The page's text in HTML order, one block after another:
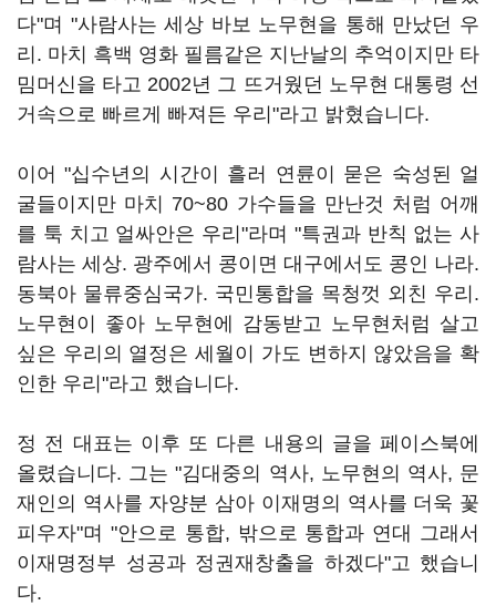
다"며 "사람사는 세상 바보 노무현을 통해 만났던 우
리. 마치 흑백 영화 필름같은 지난날의 추억이지만 타
밈머신을 타고 2002년 그 뜨거웠던 노무현 대통령 선
거속으로 빠르게 빠져든 우리"라고 밝혔습니다.
이어 "십수년의 시간이 흘러 연륜이 묻은 숙성된 얼
굴들이지만 마치 70~80 가수들을 만난것 처럼 어깨
를 툭 치고 얼싸안은 우리"라며 "특권과 반칙 없는 사
람사는 세상. 광주에서 콩이면 대구에서도 콩인 나라.
동북아 물류중심국가. 국민통합을 목청껏 외친 우리.
노무현이 좋아 노무현에 감동받고 노무현처럼 살고
싶은 우리의 열정은 세월이 가도 변하지 않았음을 확
인한 우리"라고 했습니다.
정 전 대표는 이후 또 다른 내용의 글을 페이스북에
올렸습니다. 그는 "김대중의 역사, 노무현의 역사, 문
재인의 역사를 자양분 삼아 이재명의 역사를 더욱 꽃
피우자"며 "안으로 통합, 밖으로 통합과 연대 그래서
이재명정부 성공과 정권재창출을 하겠다"고 했습니
다.